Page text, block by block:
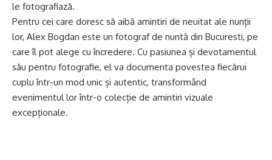
le fotografiază.
Pentru cei care doresc să aibă amintiri de neuitat ale nunții
lor, Alex Bogdan este un fotograf de nuntă din Bucuresti, pe
care îl pot alege cu încredere. Cu pasiunea și devotamentul
său pentru fotografie, el va documenta povestea fiecărui
cuplu într-un mod unic și autentic, transformând
evenimentul lor într-o colecție de amintiri vizuale
excepționale.